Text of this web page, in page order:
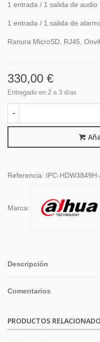
1 entrada / 1 salida de audio
1 entrada / 1 salida de
Ranura MicroSD, RJ45,
330,00 €
Entregado en 2 a 3 días
-
Referencia: IPC-
Marca:
Descripción
Comentarios
PRODUCTOS